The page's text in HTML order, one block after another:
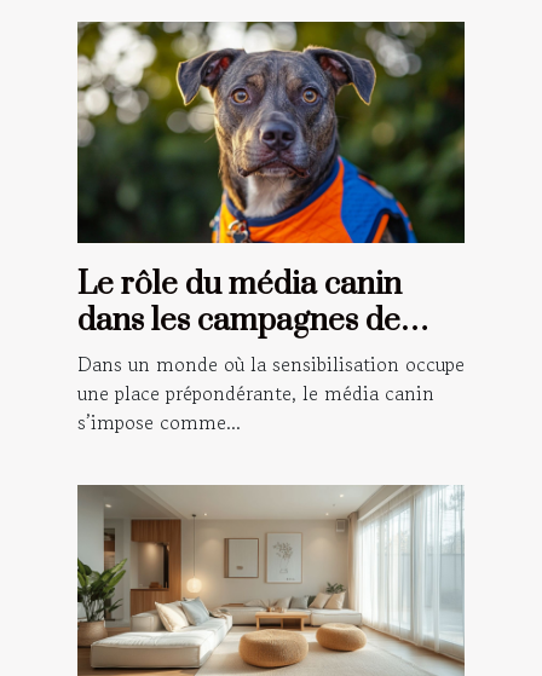
Le rôle du média canin
dans les campagnes de
sensibilisation
Dans un monde où la sensibilisation occupe
une place prépondérante, le média canin
s’impose comme...